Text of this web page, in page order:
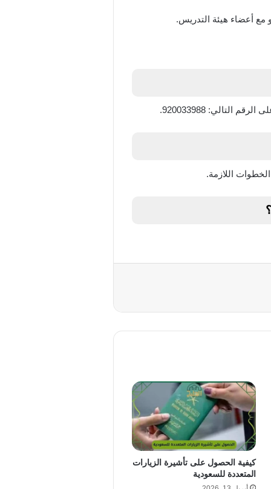
مع أعضاء هيئة التدريس.
920033988.
اللازمة.
كيفية الحصول على تأشيرة الزيارات
المتعددة للسعودية